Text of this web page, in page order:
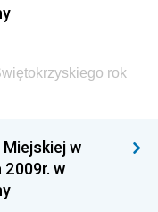
i Rozwoju
Ochrony
Ochrony
i
rok
w
w